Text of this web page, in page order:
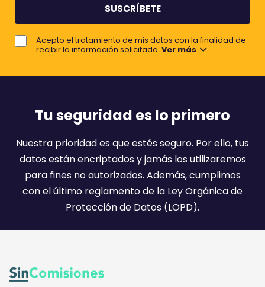
r
e
j
o
e
Acepto el tratamiento de mis datos con la finalidad de
recibir la información solicitada. Ver más
Tu seguridad es lo primero
Nuestra prioridad es que estés seguro. Por ello, tus
datos están encriptados y jamás los utilizaremos
para fines no autorizados. Además, cumplimos
con el último reglamento de la Ley Orgánica de
Protección de Datos (LOPD).